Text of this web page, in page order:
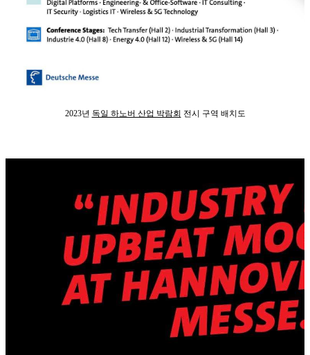
2023년 독일 하노버 산업 박람회 전시 구역 배치도